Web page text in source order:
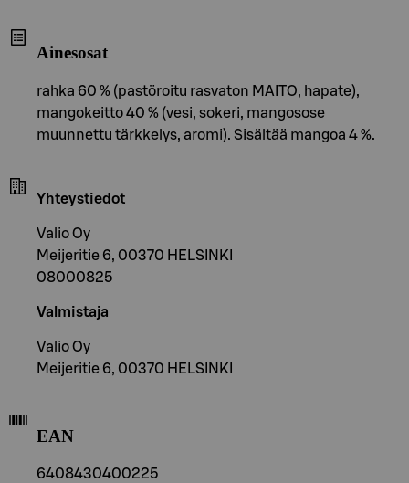
Ainesosat
rahka 60 % (pastöroitu rasvaton MAITO, hapate),
mangokeitto 40 % (vesi, sokeri, mangosose
muunnettu tärkkelys, aromi). Sisältää mangoa 4 %.
Yhteystiedot
Valio Oy
Meijeritie 6, 00370 HELSINKI
08000825
Valmistaja
Valio Oy
Meijeritie 6, 00370 HELSINKI
EAN
6408430400225